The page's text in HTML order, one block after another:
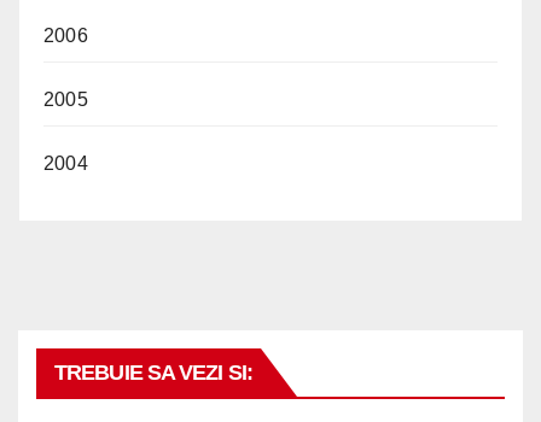
2006
2005
2004
TREBUIE SA VEZI SI: